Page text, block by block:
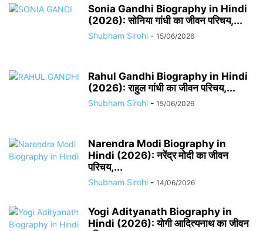
Sonia Gandhi Biography in Hindi
(2026): सोनिया गांधी का जीवन परिचय,...
Shubham Sirohi - 15/06/2026
Rahul Gandhi Biography in Hindi
(2026): राहुल गांधी का जीवन परिचय,...
Shubham Sirohi - 15/06/2026
Narendra Modi Biography in
Hindi (2026): नरेंद्र मोदी का जीवन
परिचय,...
Shubham Sirohi - 14/06/2026
Yogi Adityanath Biography in
Hindi (2026): योगी आदित्यनाथ का जीवन